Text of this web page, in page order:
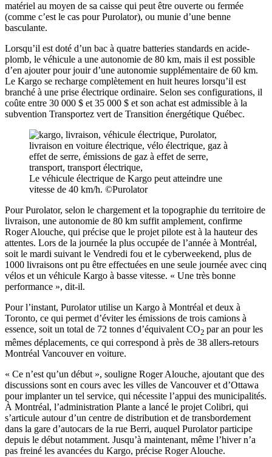
matériel au moyen de sa caisse qui peut être ouverte ou fermée
(comme c’est le cas pour Purolator), ou munie d’une benne
basculante.
Lorsqu’il est doté d’un bac à quatre batteries standards en acide-
plomb, le véhicule a une autonomie de 80 km, mais il est possible
d’en ajouter pour jouir d’une autonomie supplémentaire de 60 km.
Le Kargo se recharge complètement en huit heures lorsqu’il est
branché à une prise électrique ordinaire. Selon ses configurations, il
coûte entre 30 000 $ et 35 000 $ et son achat est admissible à la
subvention Transportez vert de Transition énergétique Québec.
Le véhicule électrique de Kargo peut atteindre une
vitesse de 40 km/h. ©Purolator
Pour Purolator, selon le chargement et la topographie du territoire de
livraison, une autonomie de 80 km suffit amplement, confirme
Roger Alouche, qui précise que le projet pilote est à la hauteur des
attentes. Lors de la journée la plus occupée de l’année à Montréal,
soit le mardi suivant le Vendredi fou et le cyberweekend, plus de
1000 livraisons ont pu être effectuées en une seule journée avec cinq
vélos et un véhicule Kargo à basse vitesse. « Une très bonne
performance », dit-il.
Pour l’instant, Purolator utilise un Kargo à Montréal et deux à
Toronto, ce qui permet d’éviter les émissions de trois camions à
essence, soit un total de 72 tonnes d’équivalent CO2 par an pour les
mêmes déplacements, ce qui correspond à près de 38 allers-retours
Montréal Vancouver en voiture.
« Ce n’est qu’un début », souligne Roger Alouche, ajoutant que des
discussions sont en cours avec les villes de Vancouver et d’Ottawa
pour implanter un tel service, qui nécessite l’appui des municipalités.
À Montréal, l’administration Plante a lancé le projet Colibri, qui
s’articule autour d’un centre de distribution et de transbordement
dans la gare d’autocars de la rue Berri, auquel Purolator participe
depuis le début notamment. Jusqu’à maintenant, même l’hiver n’a
pas freiné les avancées du Kargo, précise Roger Alouche.